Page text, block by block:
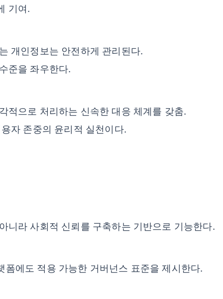
기여.
개인정보는 안전하게 관리된다.
준을 좌우한다.
적으로 처리하는 신속한 대응 체계를 갖춤.
자 존중의 윤리적 실천이다.
니라 사회적 신뢰를 구축하는 기반으로 기능한다.
에도 적용 가능한 거버넌스 표준을 제시한다.